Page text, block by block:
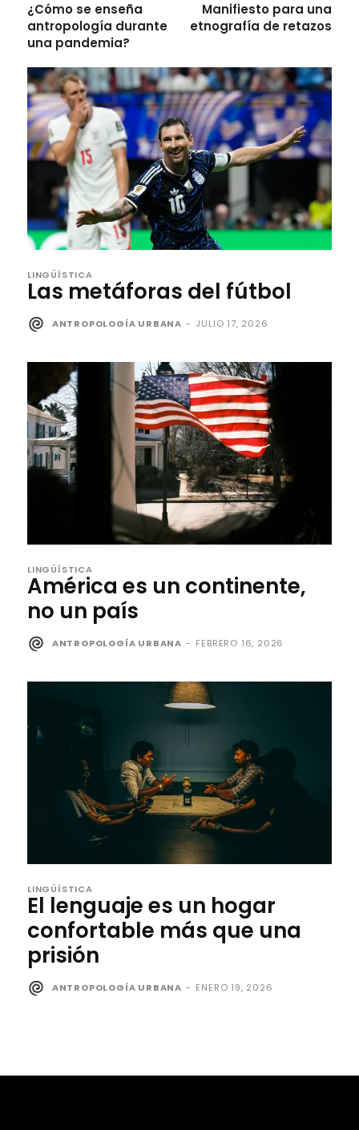
¿Cómo se enseña
antropología durante
una pandemia?
Manifiesto para una
etnografía de retazos
LINGÜÍSTICA
Las metáforas del fútbol
ANTROPOLOGÍA URBANA - JULIO 17, 2026
LINGÜÍSTICA
América es un continente,
no un país
ANTROPOLOGÍA URBANA - FEBRERO 16, 2026
LINGÜÍSTICA
El lenguaje es un hogar
confortable más que una
prisión
ANTROPOLOGÍA URBANA - ENERO 19, 2026